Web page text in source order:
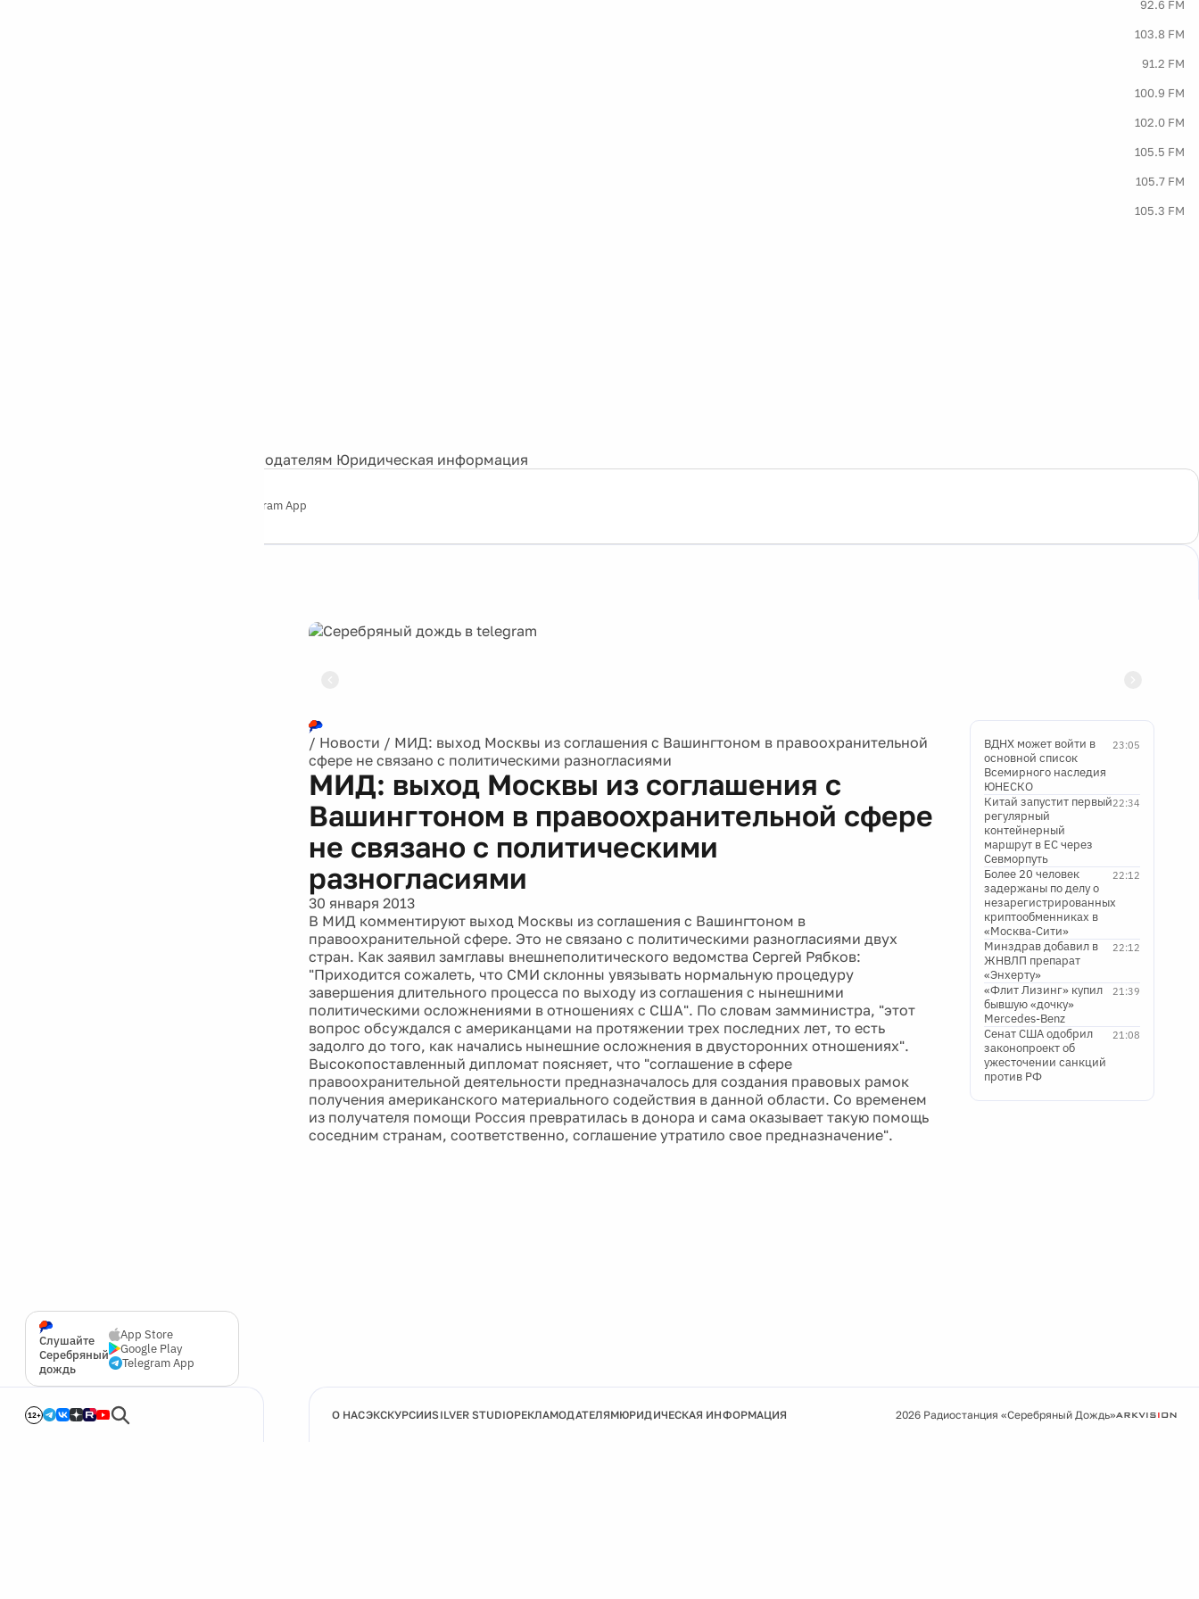
92.6 FM
103.8 FM
91.2 FM
100.9 FM
102.0 FM
105.5 FM
105.7 FM
105.3 FM
Рекламодателям Юридическая информация
Telegram App
Слушайте
Серебряный
дождь
App Store
Google Play
Telegram App
12+
/ Новости / МИД: выход Москвы из соглашения с Вашингтоном в правоохранительной
сфере не связано с политическими разногласиями
МИД: выход Москвы из соглашения с
Вашингтоном в правоохранительной сфере
не связано с политическими
разногласиями
30 января 2013
В МИД комментируют выход Москвы из соглашения с Вашингтоном в
правоохранительной сфере. Это не связано с политическими разногласиями двух
стран. Как заявил замглавы внешнеполитического ведомства Сергей Рябков:
"Приходится сожалеть, что СМИ склонны увязывать нормальную процедуру
завершения длительного процесса по выходу из соглашения с нынешними
политическими осложнениями в отношениях с США". По словам замминистра, "этот
вопрос обсуждался с американцами на протяжении трех последних лет, то есть
задолго до того, как начались нынешние осложнения в двусторонних отношениях".
Высокопоставленный дипломат поясняет, что "соглашение в сфере
правоохранительной деятельности предназначалось для создания правовых рамок
получения американского материального содействия в данной области. Со временем
из получателя помощи Россия превратилась в донора и сама оказывает такую помощь
соседним странам, соответственно, соглашение утратило свое предназначение".
23:05
ВДНХ может войти в
основной список
Всемирного наследия
ЮНЕСКО
22:34
Китай запустит первый
регулярный
контейнерный
маршрут в ЕС через
Севморпуть
22:12
Более 20 человек
задержаны по делу о
незарегистрированных
криптообменниках в
«Москва-Сити»
22:12
Минздрав добавил в
ЖНВЛП препарат
«Энхерту»
21:39
«Флит Лизинг» купил
бывшую «дочку»
Mercedes-Benz
21:08
Сенат США одобрил
законопроект об
ужесточении санкций
против РФ
О НАСЭКСКУРСИИSILVER STUDIOРЕКЛАМОДАТЕЛЯМЮРИДИЧЕСКАЯ ИНФОРМАЦИЯ 2026 Радиостанция «Серебряный Дождь»